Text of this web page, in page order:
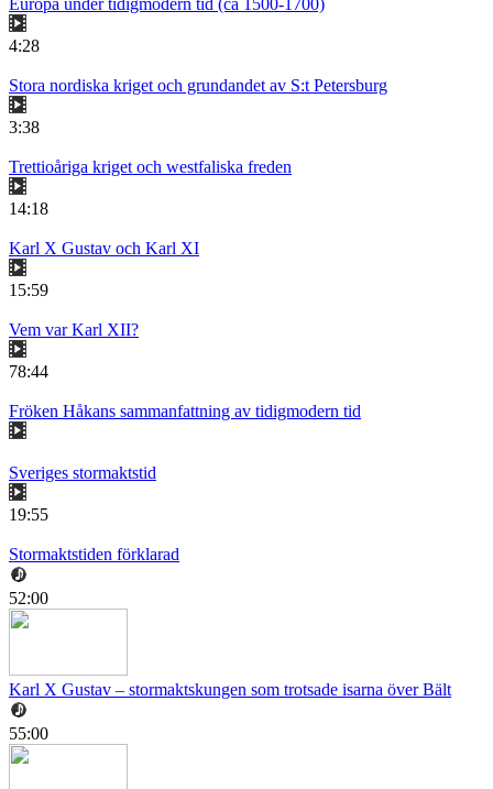
Europa under tidigmodern tid (ca 1500-1700)
4:28
Stora nordiska kriget och grundandet av S:t Petersburg
3:38
Trettioåriga kriget och westfaliska freden
14:18
Karl X Gustav och Karl XI
15:59
Vem var Karl XII?
78:44
Fröken Håkans sammanfattning av tidigmodern tid
Sveriges stormaktstid
19:55
Stormaktstiden förklarad
52:00
Karl X Gustav – stormaktskungen som trotsade isarna över Bält
55:00